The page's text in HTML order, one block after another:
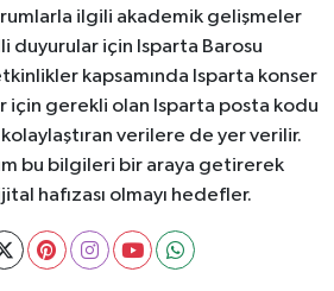
ilgili akademik gelişmeler
duyurular için Isparta Barosu
kapsamında Isparta konser
için gerekli olan Isparta posta kodu
verilere de yer verilir.
bu bilgileri bir araya getirerek
hafızası olmayı hedefler.